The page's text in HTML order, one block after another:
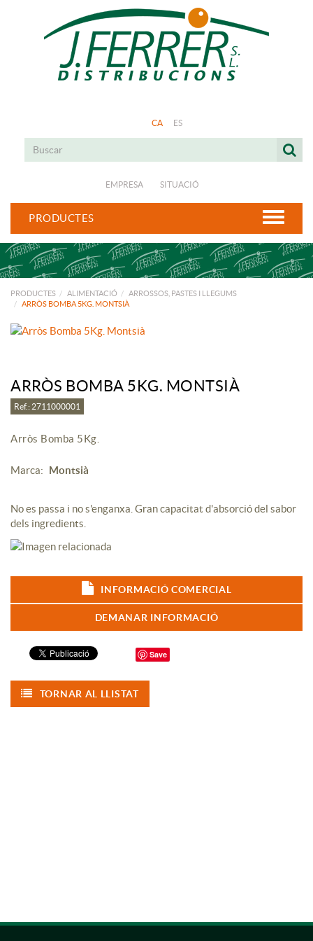
CA ES
EMPRESA SITUACIÓ
PRODUCTES
PRODUCTES ALIMENTACIÓ
ARROSSOS, PASTES I LLEGUMS
ARRÒS BOMBA 5KG. MONTSIÀ
ARRÒS BOMBA 5KG. MONTSIÀ
Ref.: 2711000001
Arròs Bomba 5Kg.
Marca: Montsià
No es passa i no s'enganxa. Gran capacitat d'absorció del sabor
dels ingredients.
INFORMACIÓ COMERCIAL
DEMANAR INFORMACIÓ
Save
TORNAR AL LLISTAT